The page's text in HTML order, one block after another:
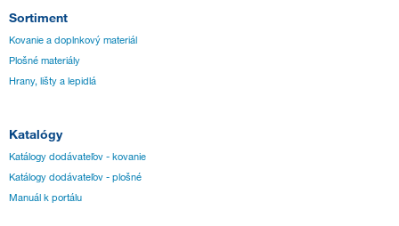
Sortiment
Kovanie a doplnkový materiál
Plošné materiály
Hrany, lišty a lepidlá
Katalógy
Katálogy dodávateľov - kovanie
Katálogy dodávateľov - plošné
Manuál k portálu